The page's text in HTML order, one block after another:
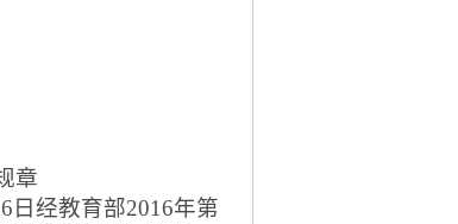
章
日经教育部2016年第